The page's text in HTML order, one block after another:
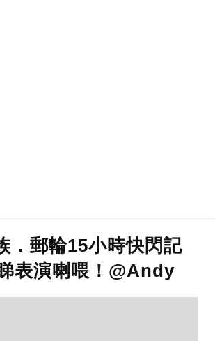
．郵輪15小時快閃記
表演喇喂！@Andy